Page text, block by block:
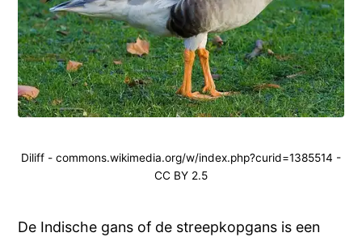
Diliff - commons.wikimedia.org/w/index.php?curid=1385514 -
CC BY 2.5
De Indische gans of de streepkopgans is een